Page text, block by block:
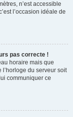
n’est accessible
l’occasion idéale de
pas correcte !
horaire mais que
l’horloge du serveur soit
communiquer ce